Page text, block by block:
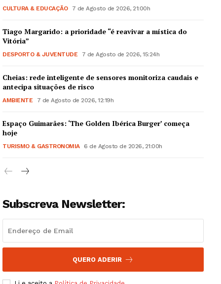
Guimarães, agora!
Institucional
Artigos
Edição Digital
Grande Entrevista
CULTURA & EDUCAÇÃO 7 de Agosto de 2026, 21:00h
Tiago Margarido: a prioridade “é reavivar a mística do
Vitória”
DESPORTO & JUVENTUDE 7 de Agosto de 2026, 15:24h
Cheias: rede inteligente de sensores monitoriza caudais e
antecipa situações de risco
AMBIENTE 7 de Agosto de 2026, 12:19h
Espaço Guimarães: ‘The Golden Ibérica Burger’ começa
hoje
TURISMO & GASTRONOMIA 6 de Agosto de 2026, 21:00h
Subscreva Newsletter:
QUERO ADERIR